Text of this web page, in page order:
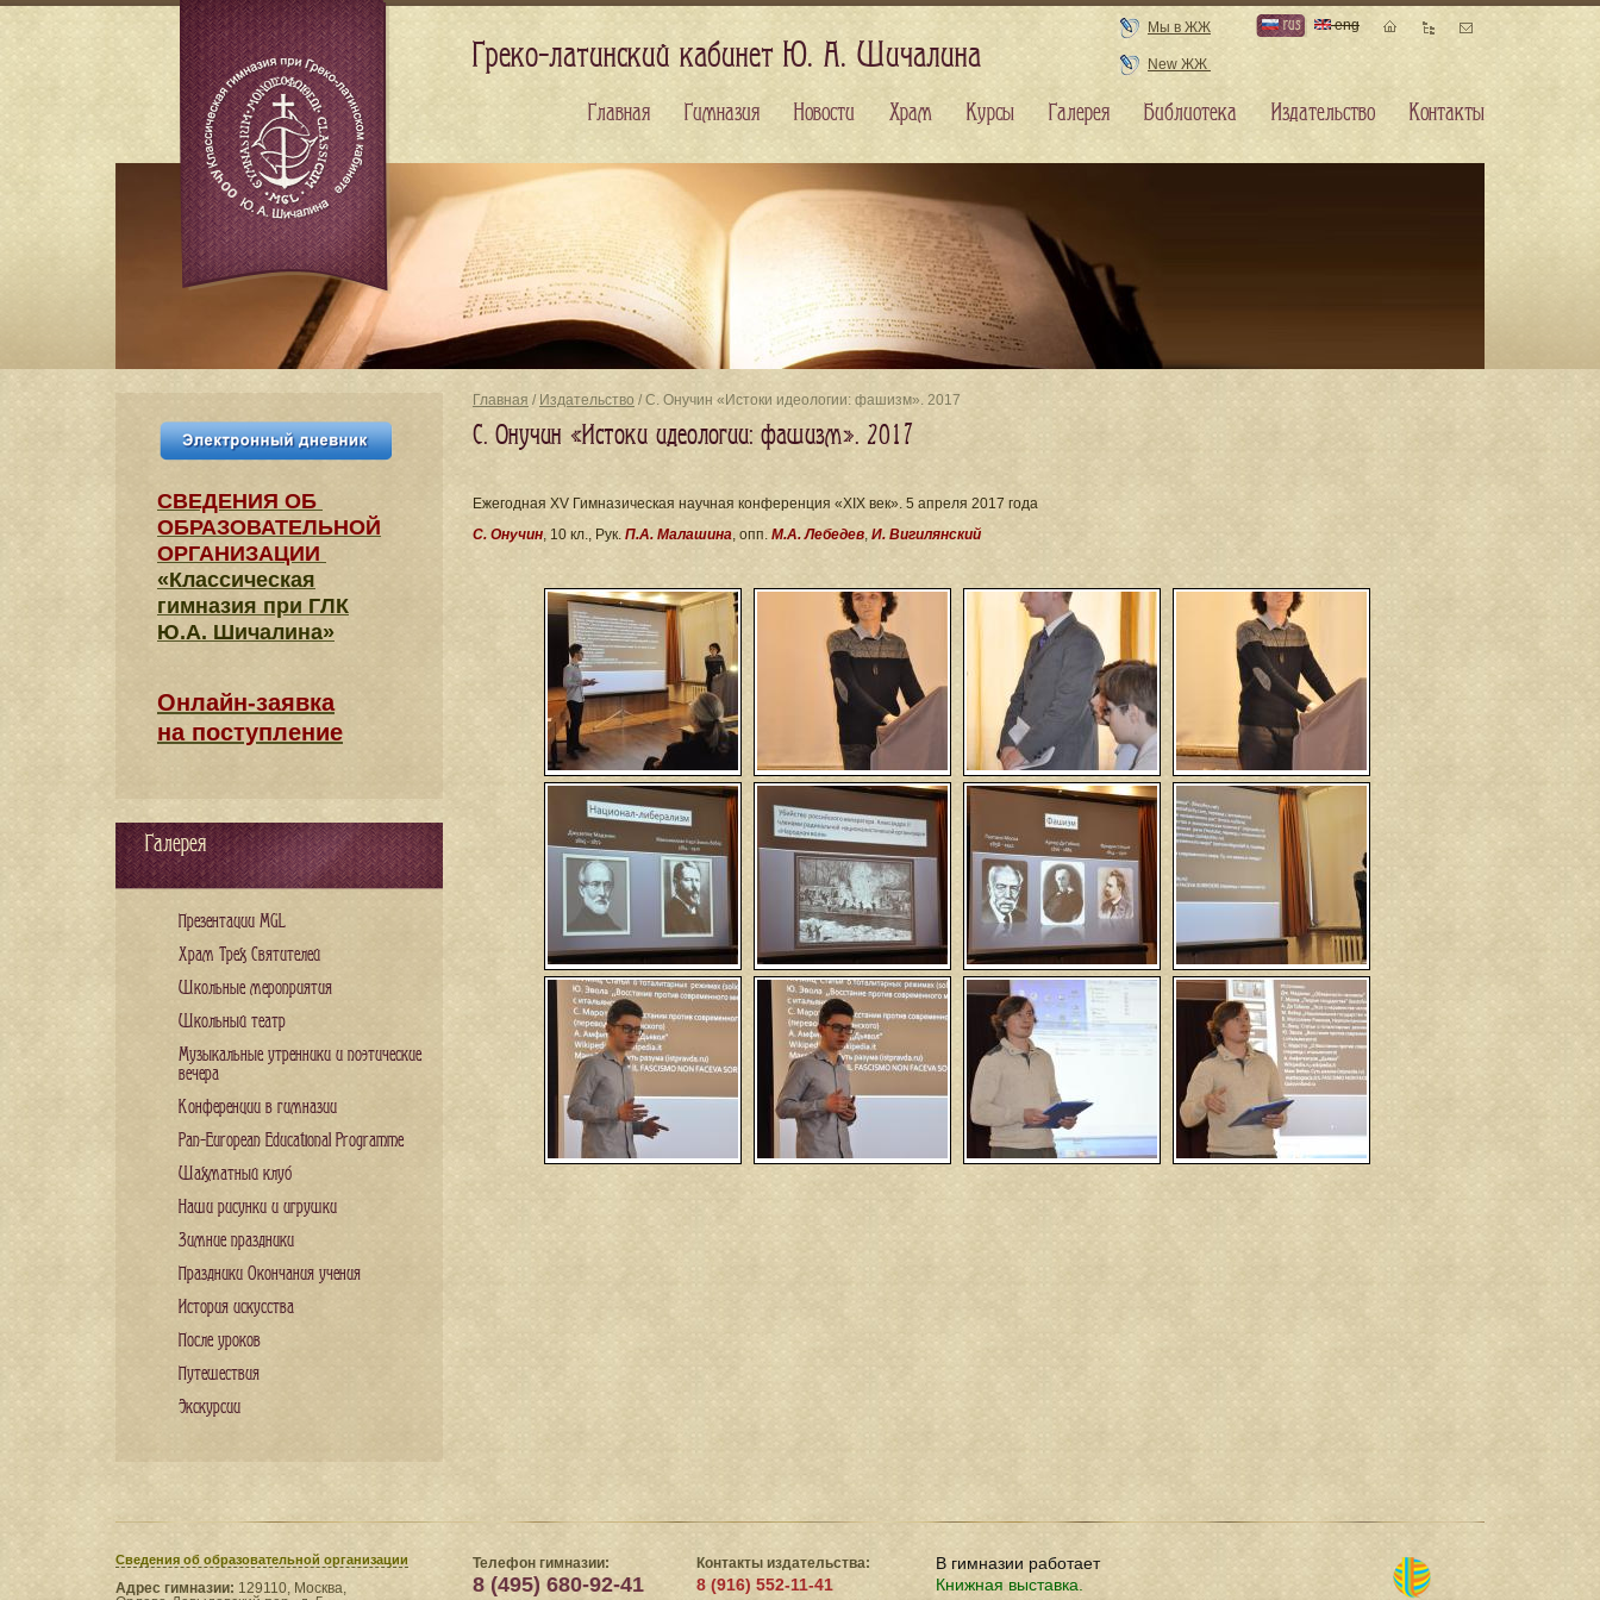
Главная / Издательство / С. Онучин «Истоки идеологии: фашизм». 2017
С. Онучин «Истоки идеологии: фашизм». 2017
Ежегодная XV Гимназическая научная конференция «XIX век». 5 апреля 2017 года
С. Онучин, 10 кл., Рук. П.А. Малашина, опп. М.А. Лебедев, И. Вигилянский
СВЕДЕНИЯ​ ОБ
ОБРАЗОВАТЕЛЬНОЙ
ОРГАНИЗАЦИИ
«Классическая
гимназия при ГЛК
Ю.А. Шичалина»
Онлайн-заявка
на поступление
Галерея
Презентации MGL
Храм Трех Святителей
Школьные мероприятия
Школьный театр
Музыкальные утренники и поэтические
вечера
Конференции в гимназии
Pan-European Educational Programme
Шахматный клуб
Наши рисунки и игрушки
Зимние праздники
Праздники Окончания учения
История искусства
После уроков
Путешествия
Экскурсии
Сведения​ об образовательной организации
Адрес гимназии: 129110, Москва,
Телефон гимназии:
8 (495) 680-92-41
Контакты издательства:
8 (916) 552-11-41
В гимназии работает
Книжная выставка.
Греко-латинский кабинет Ю. А. Шичалина
Мы в ЖЖ
New ЖЖ
rus eng
Главная Гимназия Новости Храм Курсы Галерея Библиотека Издательство Контакты